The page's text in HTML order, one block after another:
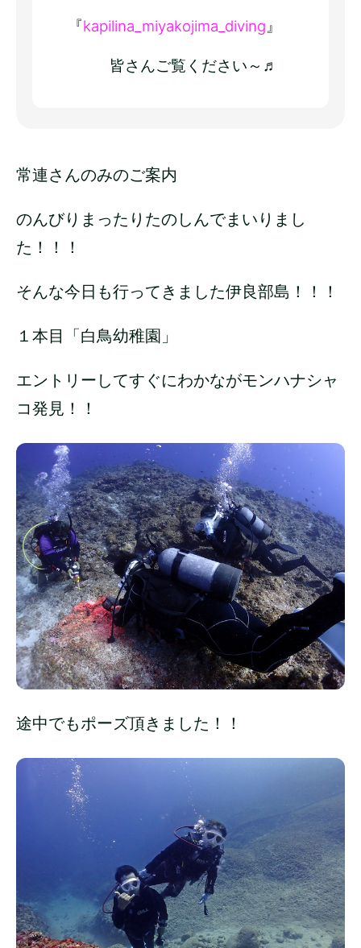
『kapilina_miyakojima_diving』
皆さんご覧ください～♬
常連さんのみのご案内
のんびりまったりたのしんでまいりまし
た！！！
そんな今日も行ってきました伊良部島！！！
１本目「白鳥幼稚園」
エントリーしてすぐにわかながモンハナシャ
コ発見！！
途中でもポーズ頂きました！！